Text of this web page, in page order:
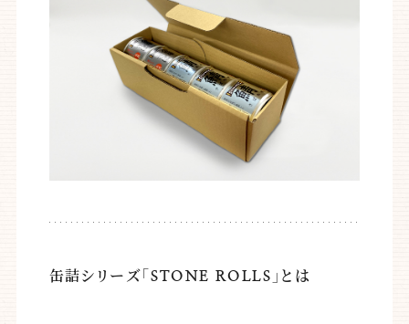
缶詰シリーズ「STONE ROLLS」とは